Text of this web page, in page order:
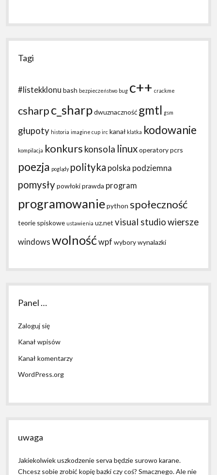
Tagi
#listekklonu bash bezpieczeństwo bug c++ crackme
csharpc_sharpdwuznaczność gmtl gsm
głupoty historia imagine cup irc kanał klatka kodowanie
kompilacja konkurs konsola linuxoperatorypcrs
poezja poglądy polityka polska podziemna
pomysłypowłokiprawda program
programowaniepython społeczność
teorie spiskowe ustawienia uz.net visual studiowiersze
windows wolnośćwpf wyborywynalazki
Panel …
Zaloguj się
Kanał wpisów
Kanał komentarzy
WordPress.org
uwaga
Jakiekolwiek uszkodzenie serva będzie surowo karane.
Chcesz sobie zrobić kopię bazki czy coś? Smacznego. Ale nie